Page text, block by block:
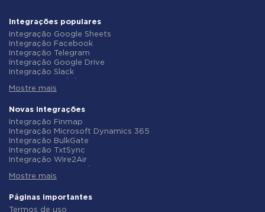
Integrações populares
Integração Google Sheets
Integração Facebook
Integração Telegram
Integração Google Drive
Integração Slack
Integração Gmail
Integração ClickUp
Integração Airtable
Integração Google Contacts
Integração OpenAI (ChatGPT)
Integração Instagram
Integração ActiveCampaign
Integração Typeform
Integração Salesforce CRM
Integração Notion
Mostre mais
Novas integrações
Integração Finmap
Integração Microsoft Dynamics 365
Integração BulkGate
Integração TxtSync
Integração Wire2Air
Integração Infobip
Integração AtomPark
Integração TXTImpact
Mostre mais
Páginas importantes
Termos de uso